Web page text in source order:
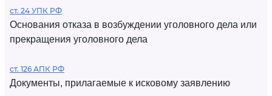
ст. 24 УПК РФ
Основания отказа в возбуждении уголовного дела или
прекращения уголовного дела
ст. 126 АПК РФ
Документы, прилагаемые к исковому заявлению